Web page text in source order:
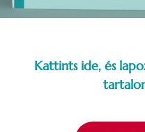
Kattints ide, és